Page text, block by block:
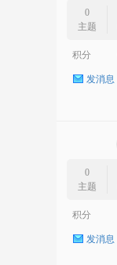
0
主题
积分
发消息
0
主题
积分
发消息